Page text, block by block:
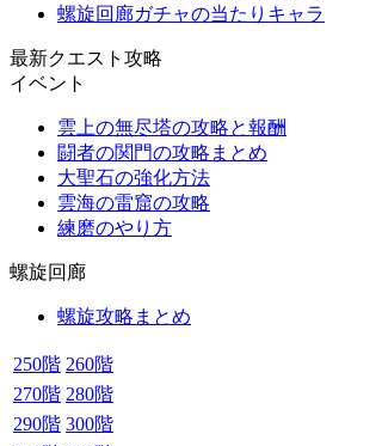
螺旋回廊ガチャの当たりキャラ
最新クエスト攻略
イベント
雲上の無尽塔の攻略と報酬
闘者の関門の攻略まとめ
大聖石の強化方法
雲海の雷窟の攻略
練磨のやり方
螺旋回廊
螺旋攻略まとめ
250階 260階
270階 280階
290階 300階